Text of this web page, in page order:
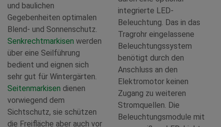
und baulichen
Gegebenheiten optimalen
Blend- und Sonnenschutz.
Senkrechtmarkisen werden
über eine Seilführung
bedient und eignen sich
sehr gut für Wintergärten.
Seitenmarkisen dienen
vorwiegend dem
Sichtschutz, sie schützen
die Freifläche aber auch vor
integrierte LED-
Beleuchtung. Das in das
Tragrohr eingelassene
Beleuchtungssystem
benötigt durch den
Anschluss an den
Elektromotor keinen
Zugang zu weiteren
Stromquellen. Die
Beleuchtungsmodule mit